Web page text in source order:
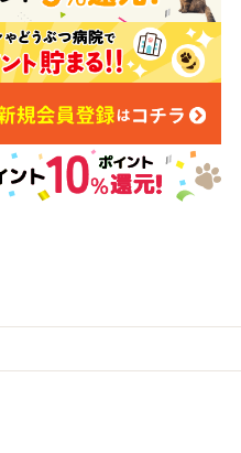
キャットフード
服・おさんぽ用品